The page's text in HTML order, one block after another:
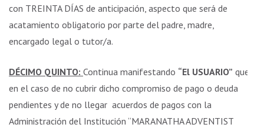
con TREINTA DÍAS de anticipación, aspecto que será de
acatamiento obligatorio por parte del padre, madre,
encargado legal o tutor/a.
DÉCIMO QUINTO: Continua manifestando “El USUARIO” que
en el caso de no cubrir dicho compromiso de pago o deuda
pendientes y de no llegar acuerdos de pagos con la
Administración del Institución “MARANATHA ADVENTIST